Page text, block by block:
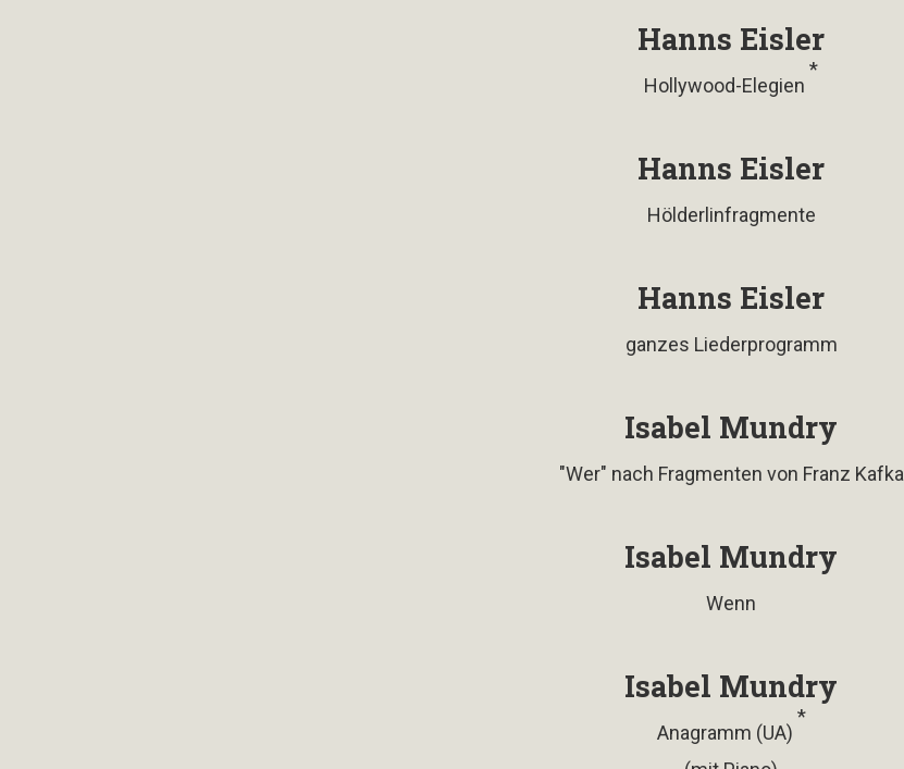
Hanns Eisler
Hollywood-Elegien
*
Hanns Eisler
Hölderlinfragmente
Hanns Eisler
ganzes Liederprogramm
Isabel Mundry
"Wer" nach Fragmenten von Franz Kafka
Isabel Mundry
Wenn
Isabel Mundry
Anagramm (UA)
*